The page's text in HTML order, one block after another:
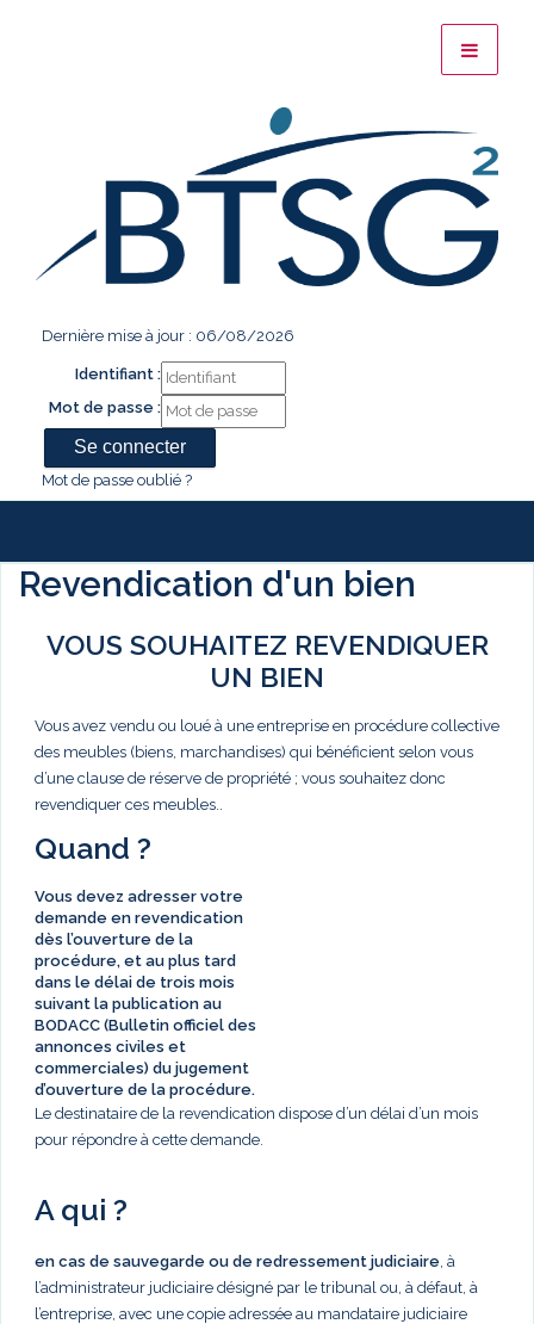
Dernière mise à jour : 06/08/2026
Identifiant :
Mot de passe :
Mot de passe oublié ?
Revendication d'un bien
VOUS SOUHAITEZ REVENDIQUER
UN BIEN
Vous avez vendu ou loué à une entreprise en procédure collective
des meubles (biens, marchandises) qui bénéficient selon vous
d’une clause de réserve de propriété ; vous souhaitez donc
revendiquer ces meubles..
Quand ?
Vous devez adresser votre
demande en revendication
dès l’ouverture de la
procédure, et au plus tard
dans le délai de trois mois
suivant la publication au
BODACC (Bulletin officiel des
annonces civiles et
commerciales) du jugement
d’ouverture de la procédure.
Le destinataire de la revendication dispose d’un délai d’un mois
pour répondre à cette demande.
A qui ?
en cas de sauvegarde ou de redressement judiciaire , à
l’administrateur judiciaire désigné par le tribunal ou, à défaut, à
l’entreprise, avec une copie adressée au mandataire judiciaire